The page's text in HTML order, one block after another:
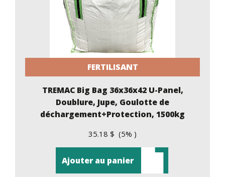
FERTILISANT
TREMAC Big Bag 36x36x42 U-Panel,
Doublure, Jupe, Goulotte de
déchargement+Protection, 1500kg
35.18 $ (5% )
Ajouter au panier